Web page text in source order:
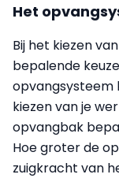
Het
Bij het kiezen
bepalende
opvangsysteem
kiezen van je
opvangbak
Hoe groter de
zuigkracht van